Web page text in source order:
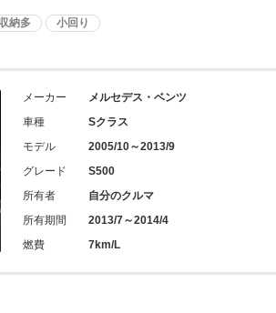
納多 小回り
メーカー
メルセデス・ベンツ
車種
Sクラス
モデル
2005/10～2013/9
グレード
S500
所有者
自分のクルマ
所有期間
2013/7～2014/4
燃費
7km/L